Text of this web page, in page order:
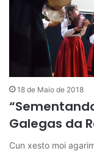
18 de Maio de 2018
Galegas da
Cun xesto moi